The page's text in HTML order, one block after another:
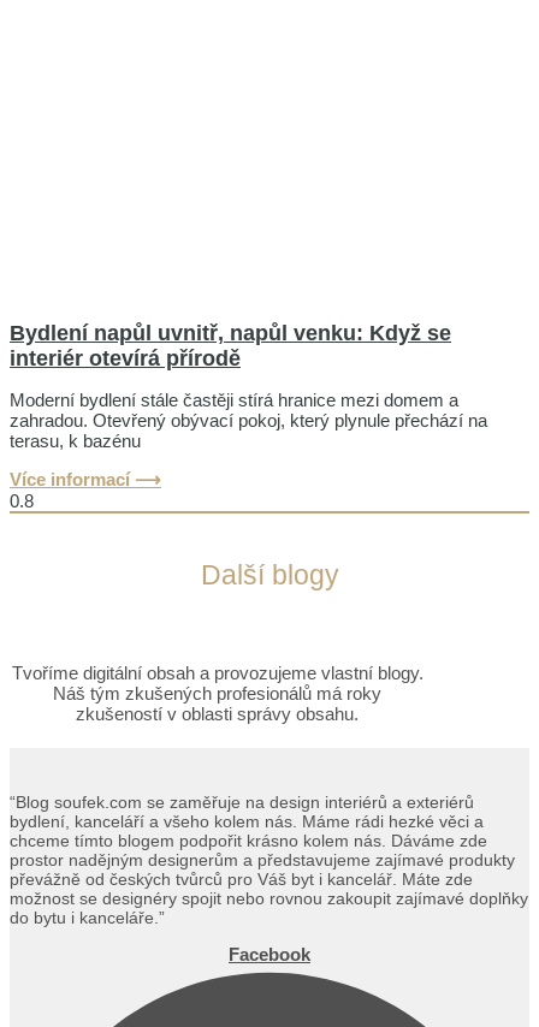
Bydlení napůl uvnitř, napůl venku: Když se
interiér otevírá přírodě
Moderní bydlení stále častěji stírá hranice mezi domem a
zahradou. Otevřený obývací pokoj, který plynule přechází na
terasu, k bazénu
Více informací ⟶
Další blogy
Tvoříme digitální obsah a provozujeme vlastní blogy.
Náš tým zkušených profesionálů má roky
zkušeností v oblasti správy obsahu.
“Blog soufek.com se zaměřuje na design interiérů a exteriérů
bydlení, kanceláří a všeho kolem nás. Máme rádi hezké věci a
chceme tímto blogem podpořit krásno kolem nás. Dáváme zde
prostor nadějným designerům a představujeme zajímavé produkty
převážně od českých tvůrců pro Váš byt i kancelář. Máte zde
možnost se designéry spojit nebo rovnou zakoupit zajímavé doplňky
do bytu i kanceláře.”
Facebook